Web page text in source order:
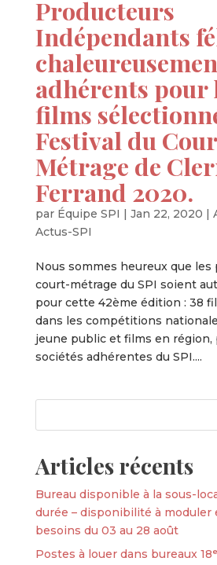
Producteurs
Indépendants
adhérents pour
films
Festival du
Métrage de
Ferrand 2020.
par Équipe SPI | Jan 22, 2020 |
Actus-SPI
Nous sommes heureux que les
court-métrage du SPI soient
pour cette 42ème édition : 38
dans les compétitions
jeune public et films en région,
sociétés adhérentes du SPI....
Articles récents
Bureau disponible à la sous-
durée – disponibilité à moduler
besoins du 03 au 28 août
Postes à louer dans bureaux